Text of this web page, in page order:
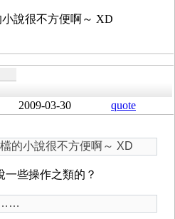
說很不方便啊～ XD
2009-03-30 quote
的小說很不方便啊～ XD
些操作之類的？
……